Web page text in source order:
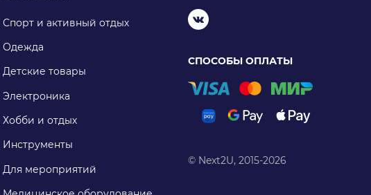
Спорт и активный отдых
Одежда
Детские товары
Электроника
Хобби и отдых
Инструменты
Для мероприятий
СПОСОБЫ ОПЛАТЫ
© Next2U, 2015-2026